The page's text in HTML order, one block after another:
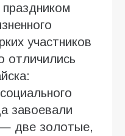
участников
отличились
завоевали
— две золотые,